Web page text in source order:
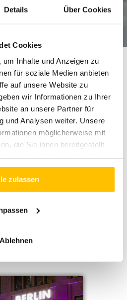
Details Über Cookies
Cookies
Inhalte und Anzeigen zu
für soziale Medien anbieten
auf unsere Website zu
wir Informationen zu Ihrer
an unsere Partner für
und Analysen weiter. Unsere
möglicherweise mit
die Sie ihnen bereitgestellt
Informationen zu Cookies
zulassen
Ablehnen
das